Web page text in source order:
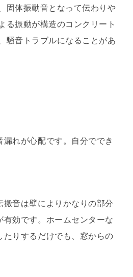
固体振動音となって伝わりや
る振動が構造のコンクリート
騒音トラブルになることがあ
れが心配です。自分ででき
音は壁によりかなりの部分
効です。ホームセンターな
たりするだけでも、窓からの